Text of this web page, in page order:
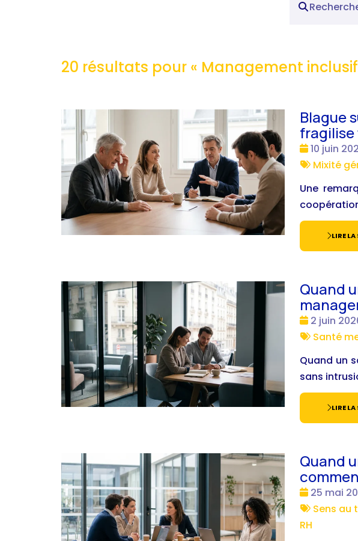
20 résultats pour « Management inclusif
Blague
Date
:
10 juin
Tags
Mixité
Une
LIRE
Quand
Date
:
2 juin
Tags
Santé
Quand un
sans
LIRE
Quand
Date
:
25 mai
Tags
Sens au
RH